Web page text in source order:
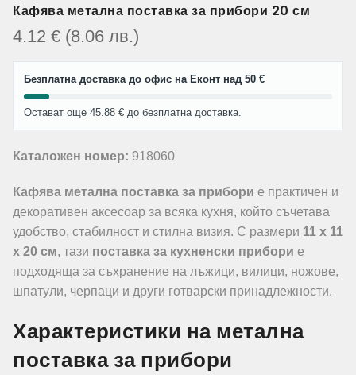
Кафява метална поставка за прибори 20 см
4.12 € (8.06 лв.)
Безплатна доставка до офис на Еконт над 50 €
Остават още 45.88 € до безплатна доставка.
Каталожен номер: 918060
Кафява метална поставка за прибори е практичен и
декоративен аксесоар за всяка кухня, който съчетава
удобство, стабилност и стилна визия. С размери 11 x 11
x 20 см, тази поставка за кухненски прибори е
подходяща за съхранение на лъжици, вилици, ножове,
шпатули, черпаци и други готварски принадлежности.
Характеристики на метална
поставка за прибори